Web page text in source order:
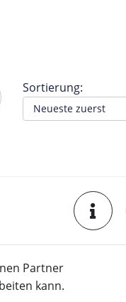
Sortierung:
Partner
kann.